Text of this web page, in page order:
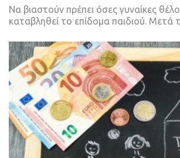
Να βιαστούν πρέπει όσες γυναίκες
καταβληθεί το επίδομα παιδιού. Μετά